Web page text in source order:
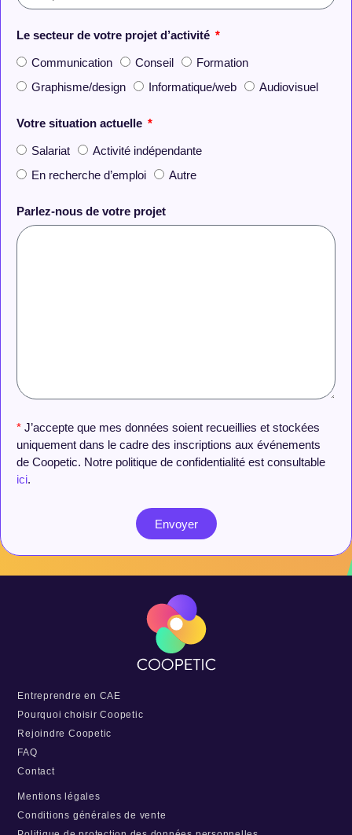
Le secteur de votre projet d’activité
Communication Conseil
Formation
Graphisme/design
Informatique/web Audiovisuel
Votre situation actuelle
Salariat
Activité indépendante
En recherche d’emploi
Autre
Parlez-nous de votre projet
* J’accepte que mes données soient recueillies et stockées
uniquement dans le cadre des inscriptions aux événements
de Coopetic. Notre politique de confidentialité est consultable
ici.
Envoyer
Entreprendre en CAE
Pourquoi choisir Coopetic
Rejoindre Coopetic
FAQ
Contact
Mentions légales
Conditions générales de vente